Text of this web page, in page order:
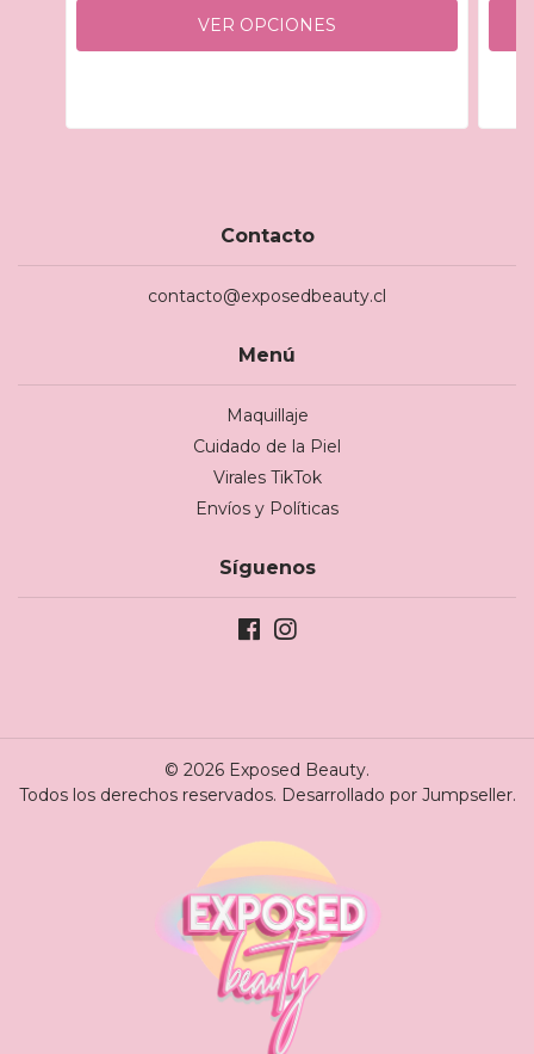
VER OPCIONES
Contacto
contacto@exposedbeauty.cl
Menú
Maquillaje
Cuidado de la Piel
Virales TikTok
Envíos y Políticas
Síguenos
© 2026 Exposed Beauty.
Todos los derechos reservados. Desarrollado por Jumpseller.